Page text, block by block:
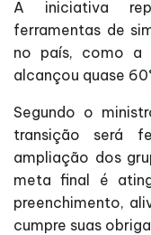
A iniciativa
ferramentas de
no país, como a
alcançou quase
Segundo o
transição será
ampliação dos
meta final é
preenchimento,
cumpre suas